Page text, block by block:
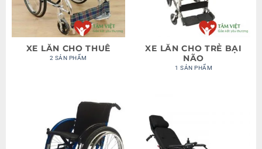
XE LĂN CHO THUÊ
2 SẢN PHẨM
XE LĂN CHO TRẺ BẠI
NÃO
1 SẢN PHẨM